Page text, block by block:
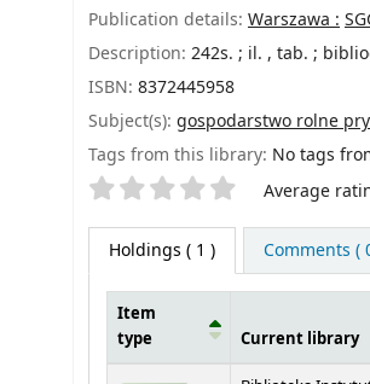
Publication details: Warszawa :
Description: 242s. ; il. , tab. ;
ISBN: 8372445958
Subject(s): gospodarstwo rolne
Tags from this library: No tags
Star ratings Average
Holdings ( 1 ) Comments (
Item
type
Current library